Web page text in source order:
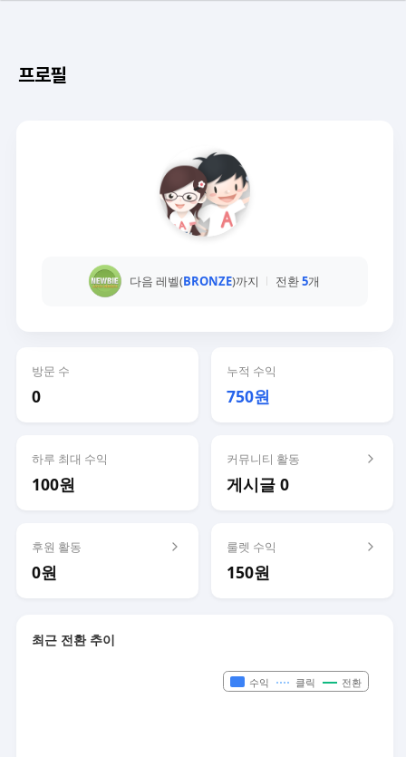
프로필
다음 레벨(BRONZE)까지 전환5개
방문 수
0
누적 수익
750원
하루 최대 수익
100원
커뮤니티 활동
게시글 0
후원 활동
0원
룰렛 수익
150원
최근 전환 추이